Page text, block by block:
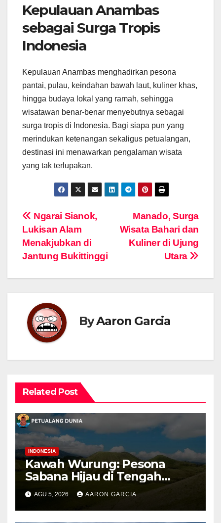
Kepulauan Anambas
sebagai Surga Tropis
Indonesia
Kepulauan Anambas menghadirkan pesona
pantai, pulau, keindahan bawah laut, kuliner khas,
hingga budaya lokal yang ramah, sehingga
wisatawan benar-benar menyebutnya sebagai
surga tropis di Indonesia. Bagi siapa pun yang
merindukan ketenangan sekaligus petualangan,
destinasi ini menawarkan pengalaman wisata
yang tak terlupakan.
Navigasi
pos
Manado, Surga
Wisata Bahari dan
Kuliner di Ujung
Utara
Ngarai Sianok,
Lukisan Alam
Menakjubkan di
Jantung Bukittinggi
ByAaron Garcia
Related Post
INDONESIA
Kawah Wurung: Pesona
Sabana Hijau di Tengah
Pegunungan Bondowoso
AGU 5, 2026 AARON GARCIA